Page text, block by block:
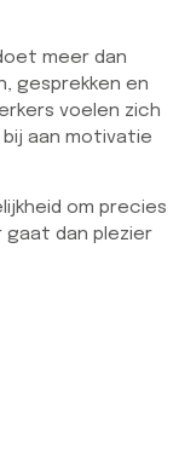
meer dan
gesprekken en
voelen zich
aan motivatie
om precies
dan plezier